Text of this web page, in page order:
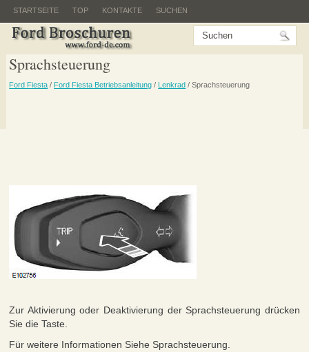
STARTSEITE TOP KONTAKTE SUCHEN
Sprachsteuerung
Ford Fiesta / Ford Fiesta Betriebsanleitung / Lenkrad / Sprachsteuerung
Zur Aktivierung oder Deaktivierung der Sprachsteuerung drücken
Sie die Taste.
Für weitere Informationen Siehe Sprachsteuerung.